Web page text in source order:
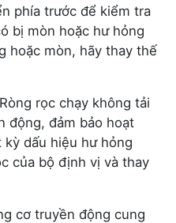
phía trước để kiểm tra
bị mòn hoặc hư hỏng
hoặc mòn, hãy thay thế
Ròng rọc chạy không tải
động, đảm bảo hoạt
dấu hiệu hư hỏng
của bộ định vị và thay
cơ truyền động cung